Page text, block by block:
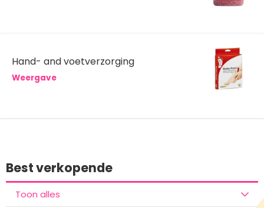
Hand- and voetverzorging
Weergave
Best verkopende
Toon alles